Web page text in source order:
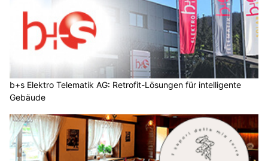
b+s Elektro Telematik AG: Retrofit-Lösungen für intelligente
Gebäude